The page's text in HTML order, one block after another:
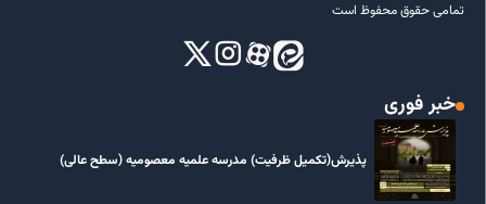
تمامی حقوق محفوظ است
خبر فوری
پذیرش(تکمیل ظرفیت) مدرسه علمیه معصومیه‌ (سطح عالی)